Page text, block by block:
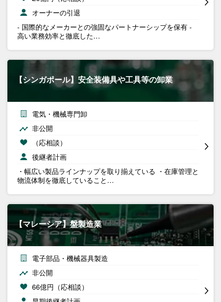
オーナーの引退
- 国際的なメーカーとの強固なパートナーシップを保有 -
高い業務効率と徹底した…
【シンガポール】安全装備具や工具等の卸業
電気・機械専門卸
非公開
（応相談）
後継者計画
・幅広い製品ラインナップを取り揃えている ・在庫管理と
物流体制を徹底していること…
【マレーシア】盤製造業
電子部品・機械器具製造
非公開
66億円（応相談）